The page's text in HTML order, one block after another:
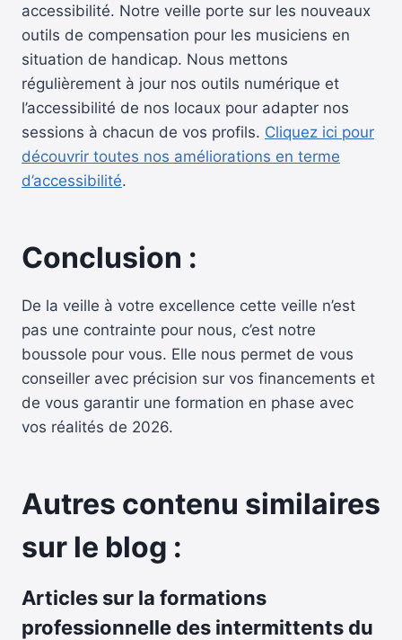
accessibilité. Notre veille porte sur les nouveaux
outils de compensation pour les musiciens en
situation de handicap. Nous mettons
régulièrement à jour nos outils numérique et
l’accessibilité de nos locaux pour adapter nos
sessions à chacun de vos profils. Cliquez ici pour
découvrir toutes nos améliorations en terme
d’accessibilité.
Conclusion :
De la veille à votre excellence cette veille n’est
pas une contrainte pour nous, c’est notre
boussole pour vous. Elle nous permet de vous
conseiller avec précision sur vos financements et
de vous garantir une formation en phase avec
vos réalités de 2026.
Autres contenu similaires
sur le blog :
Articles sur la formations
professionnelle des intermittents du